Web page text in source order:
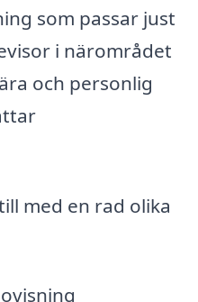
som passar just
i närområdet
och personlig
med en rad olika